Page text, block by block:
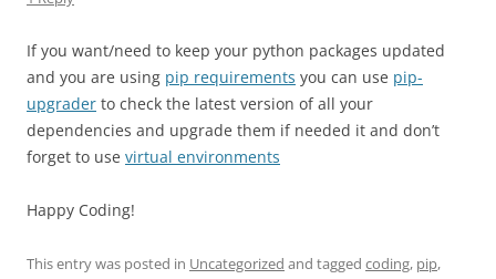
If you want/need to keep your python packages updated
and you are using pip requirements you can use pip-
upgrader to check the latest version of all your
dependencies and upgrade them if needed it and don’t
forget to use virtual environments
Happy Coding!
This entry was posted in Uncategorized and tagged coding, pip,